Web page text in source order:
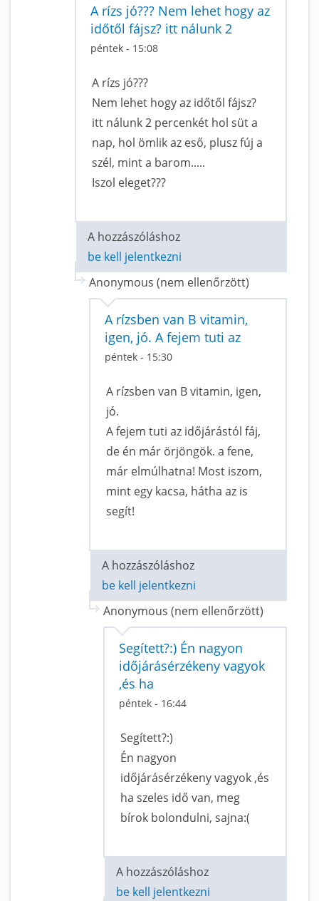
A rízs jó??? Nem lehet hogy az
időtől fájsz? itt nálunk 2
péntek - 15:08
A rízs jó???
Nem lehet hogy az időtől fájsz?
itt nálunk 2 percenkét hol süt a
nap, hol ömlik az eső, plusz fúj a
szél, mint a barom.....
Iszol eleget???
A hozzászóláshoz
be kell jelentkezni
Anonymous (nem ellenőrzött)
A rízsben van B vitamin,
igen, jó. A fejem tuti az
péntek - 15:30
A rízsben van B vitamin, igen,
jó.
A fejem tuti az időjárástól fáj,
de én már örjöngök. a fene,
már elmúlhatna! Most iszom,
mint egy kacsa, hátha az is
segít!
A hozzászóláshoz
be kell jelentkezni
Anonymous (nem ellenőrzött)
Segített?:) Én nagyon
időjárásérzékeny vagyok
,és ha
péntek - 16:44
Segített?:)
Én nagyon
időjárásérzékeny vagyok ,és
ha szeles idő van, meg
bírok bolondulni, sajna:(
A hozzászóláshoz
be kell jelentkezni